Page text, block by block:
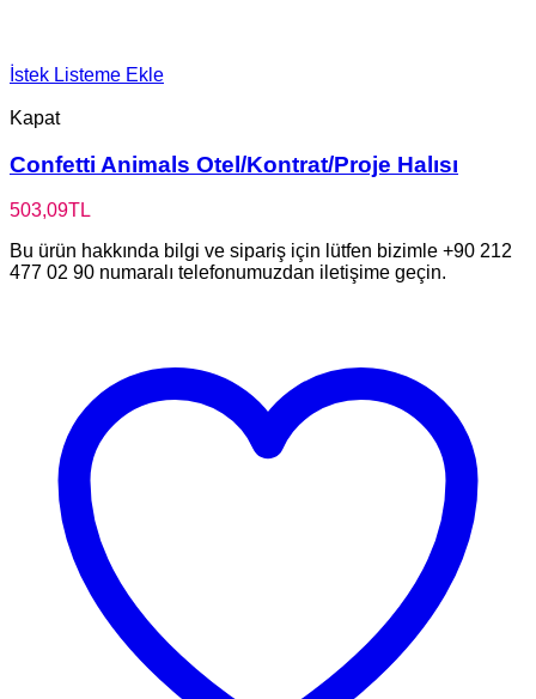
İstek Listeme Ekle
Kapat
Confetti Animals Otel/Kontrat/Proje Halısı
503,09TL
Bu ürün hakkında bilgi ve sipariş için lütfen bizimle +90 212
477 02 90 numaralı telefonumuzdan iletişime geçin.